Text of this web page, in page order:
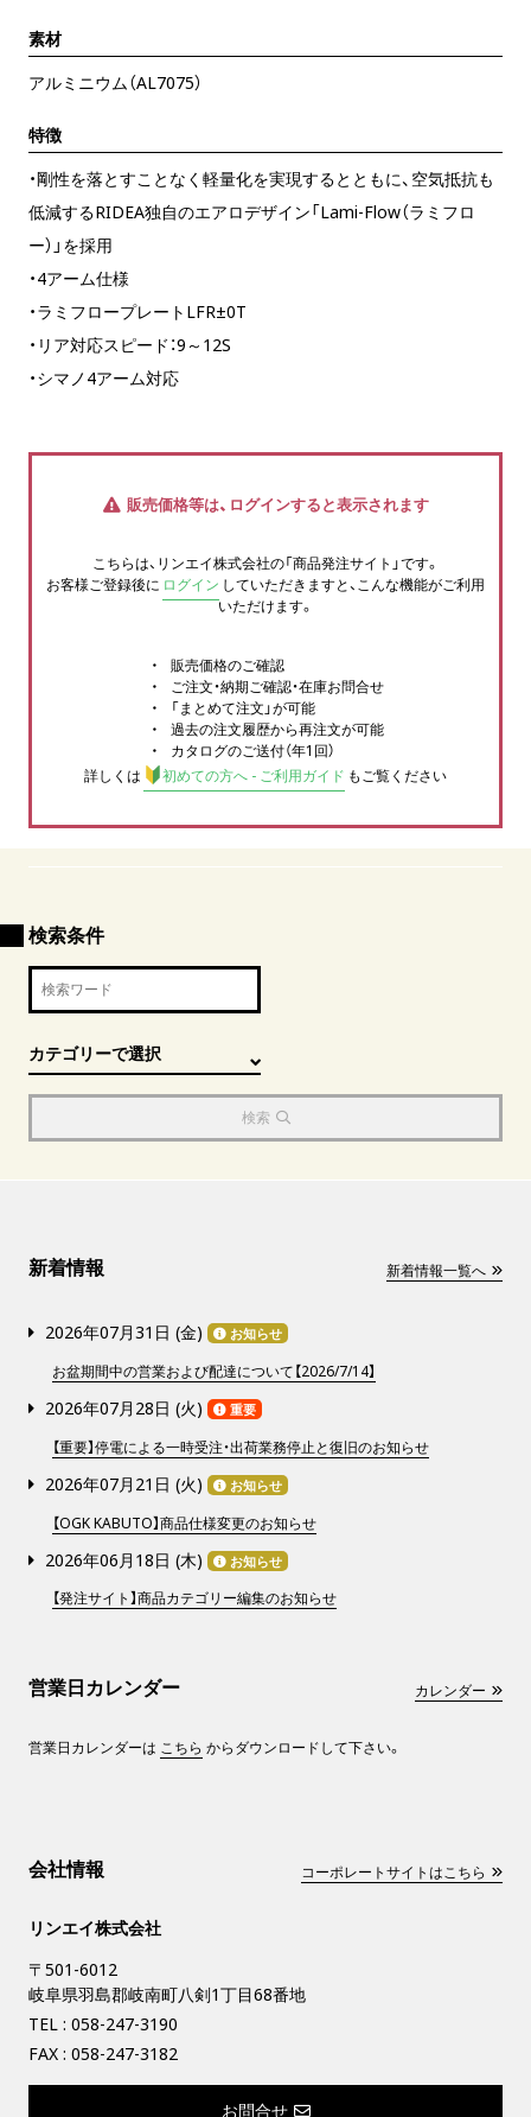
素材
アルミニウム（AL7075）
特徴
・剛性を落とすことなく軽量化を実現するとともに、空気抵抗も
低減するRIDEA独自のエアロデザイン「Lami-Flow（ラミフロ
ー）」を採用
・4アーム仕様
・ラミフロープレートLFR±0T
・リア対応スピード：9～12S
・シマノ4アーム対応
販売価格等は、ログインすると表示されます
こちらは、リンエイ株式会社の「商品発注サイト」です。
お客様ご登録後に ログイン していただきますと、こんな機能がご利用
いただけます。
販売価格のご確認
ご注文・納期ご確認・在庫お問合せ
「まとめて注文」が可能
過去の注文履歴から再注文が可能
カタログのご送付（年1回）
詳しくは
初めての方へ - ご利用ガイド もご覧ください
検索条件
検索
新着情報 新着情報一覧へ
2026年07月31日 (金) お知らせ
お盆期間中の営業および配達について【2026/7/14】
2026年07月28日 (火) 重要
【重要】停電による一時受注・出荷業務停止と復旧のお知らせ
2026年07月21日 (火) お知らせ
【OGK KABUTO】商品仕様変更のお知らせ
2026年06月18日 (木) お知らせ
【発注サイト】商品カテゴリー編集のお知らせ
営業日カレンダー カレンダー
営業日カレンダーは こちら からダウンロードして下さい。
会社情報 コーポレートサイトはこちら
リンエイ株式会社
〒501-6012
岐阜県羽島郡岐南町八剣1丁目68番地
TEL : 058-247-3190
FAX : 058-247-3182
お問合せ